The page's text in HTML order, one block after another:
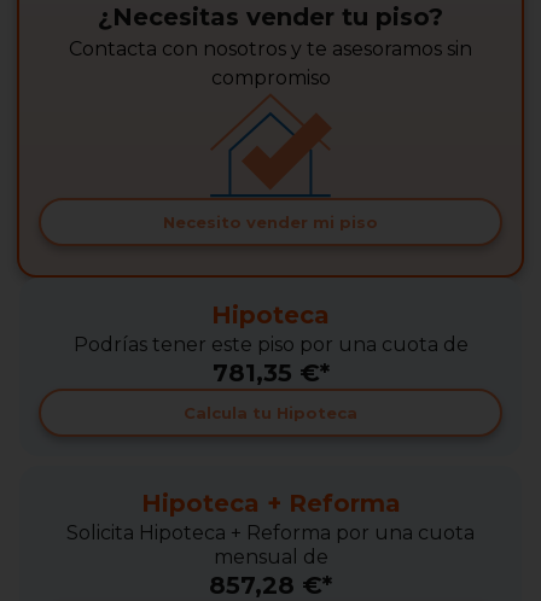
¿Necesitas vender tu piso?
Contacta con nosotros y te asesoramos sin
compromiso
Necesito vender mi piso
Hipoteca
Podrías tener este piso por una cuota de
781,35 €*
Calcula tu Hipoteca
Hipoteca + Reforma
Solicita Hipoteca + Reforma por una cuota
mensual de
857,28 €*